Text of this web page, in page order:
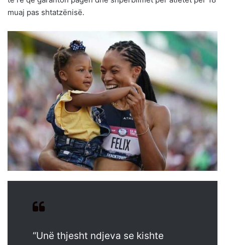
muaj pas shtatzënisë.
“Unë thjesht ndjeva se kishte